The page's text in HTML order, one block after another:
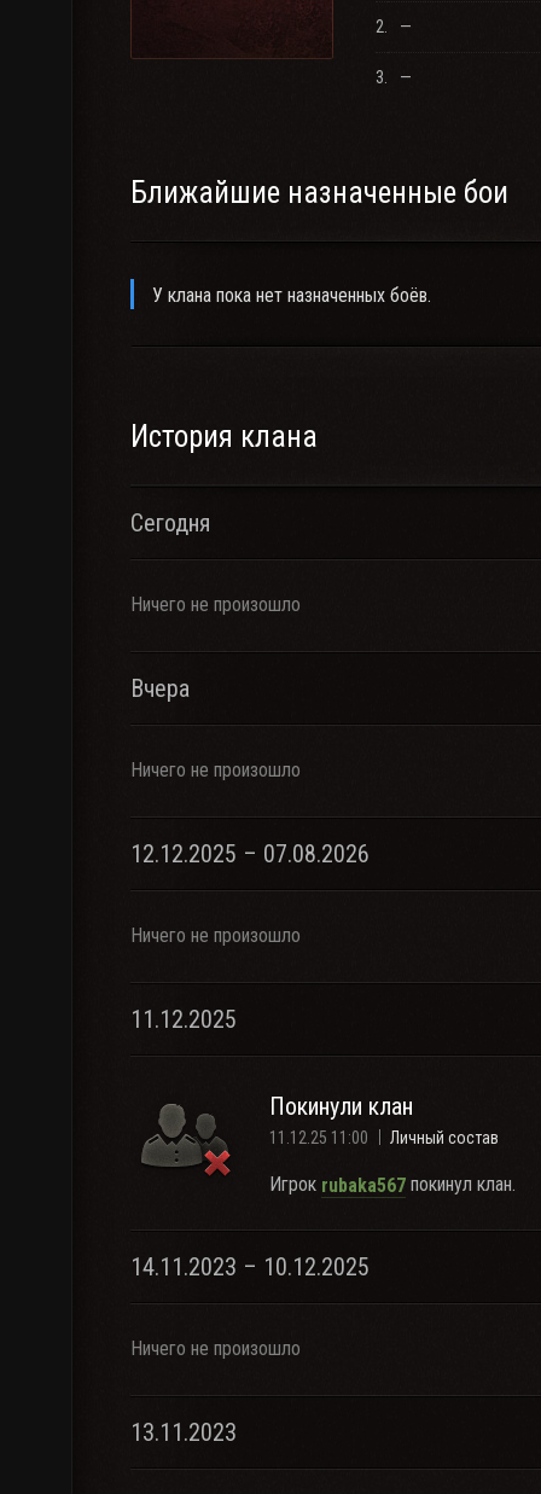
2. —
3. —
Ближайшие назначенные бои
У клана пока нет назначенных боёв.
История клана
Сегодня
Ничего не произошло
Вчера
Ничего не произошло
12.12.2025 – 07.08.2026
Ничего не произошло
11.12.2025
Покинули клан
11.12.25 11:00 Личный состав
Игрок rubaka567 покинул клан.
14.11.2023 – 10.12.2025
Ничего не произошло
13.11.2023